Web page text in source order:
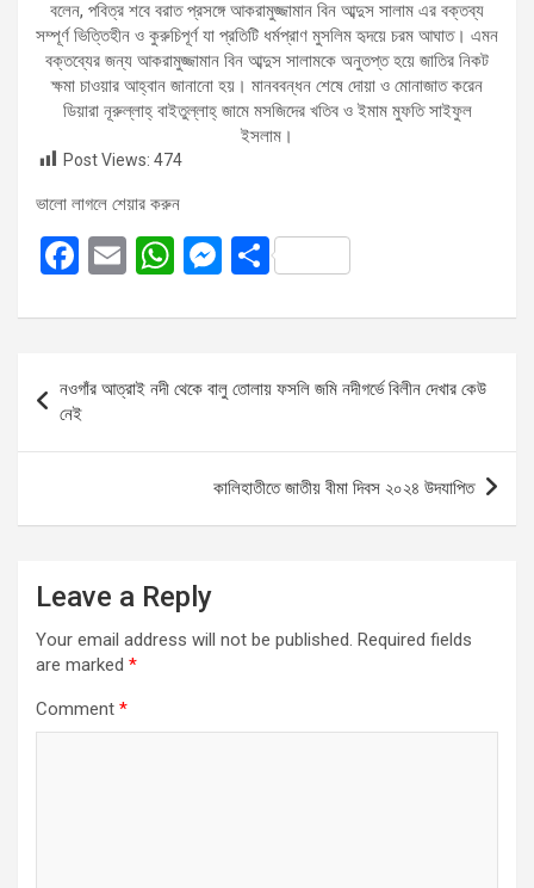
বলেন, পবিত্র শবে বরাত প্রসঙ্গে আকরামুজ্জামান বিন আব্দুস সালাম এর বক্তব্য
সম্পূর্ণ ভিত্তিহীন ও কুরুচিপূর্ণ যা প্রতিটি ধর্মপ্রাণ মুসলিম হৃদয়ে চরম আঘাত। এমন
বক্তব্যের জন্য আকরামুজ্জামান বিন আব্দুস সালামকে অনুতপ্ত হয়ে জাতির নিকট
ক্ষমা চাওয়ার আহ্বান জানানো হয়। মানববন্ধন শেষে দোয়া ও মোনাজাত করেন
ডিয়ারা নূরুল্লাহ্ বাইতুল্লাহ্ জামে মসজিদের খতিব ও ইমাম মুফতি সাইফুল
ইসলাম।
Post Views: 474
ভালো লাগলে শেয়ার করুন
F
ce
b
o
o
E
ail
W
at
A
p
M
se
g
er
S
ar
navigation
নওগাঁর আত্রাই নদী থেকে বালু তোলায় ফসলি জমি নদীগর্ভে বিলীন দেখার কেউ
নেই
কালিহাতীতে জাতীয় বীমা দিবস ২০২৪ উদযাপিত
Leave a Reply
Your email address will not be published. Required fields
are marked *
Comment *